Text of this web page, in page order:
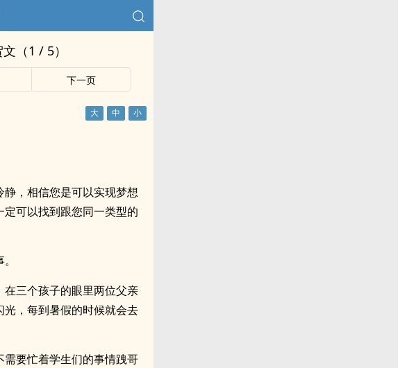
（1 / 5）
下一页
，相信您是可以实现梦想
可以找到跟您同一类型的
三个孩子的眼里两位父亲
，每到暑假的时候就会去
要忙着学生们的事情跩哥